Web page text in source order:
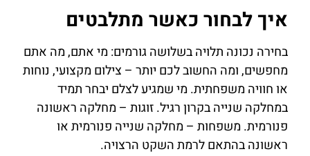
איך לבחור כאשר מתלבטים
בחירה נכונה תלויה בשלושה גורמים: מי אתם, מה אתם
מחפשים, ומה החשוב לכם יותר – צילום מקצועי, נוחות
או חוויה משפחתית. מי שמגיע לצלם יבחר תמיד
במחלקה שנייה בקרון רגיל. זוגות – מחלקה ראשונה
פנורמית. משפחות – מחלקה שנייה פנורמית או
ראשונה בהתאם לרמת השקט הרצויה.